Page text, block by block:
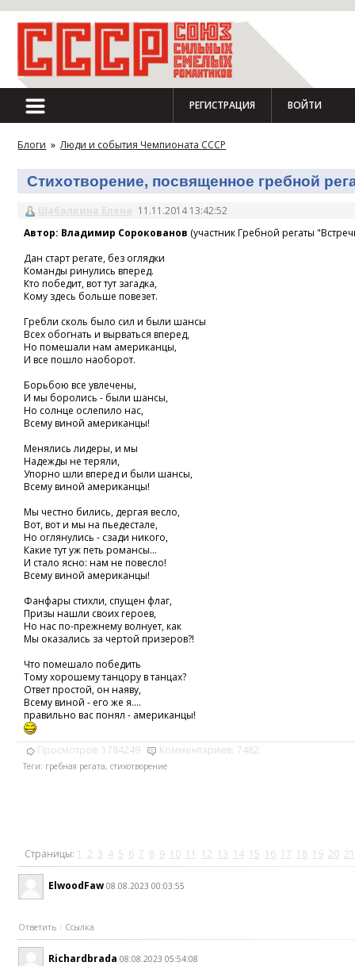
РЕГИСТРАЦИЯ ВОЙТИ
Блоги » Люди и события Чемпионата СССР
Стихотворение, посвященное гребной
Шабалкина Елена 11.11.2014 13:42:52
Автор: Владимир Сорокованов (участник Гребной регаты
Дан старт регате, без оглядки
Команды ринулись вперед.
Кто победит, вот тут загадка,
Кому здесь больше повезет.
Гребли сколь было сил и были шансы
Всех обогнать и вырваться вперед,
Но помешали нам американцы,
И все пошло наоборот.
Борьбою все увлечены,
И мы боролись - были шансы,
Но солнце ослепило нас,
Всему виной американцы!
Менялись лидеры, и мы
Надежды не теряли,
Упорно шли вперед и были шансы,
Всему виной американцы!
Мы честно бились, дергая весло,
Вот, вот и мы на пьедестале,
Но оглянулись - сзади никого,
Какие тут уж петь романсы...
И стало ясно: нам не повесло!
Всему виной американцы!
Фанфары стихли, спущен флаг,
Призы нашли своих героев,
Но нас по-прежнему волнует, как
Мы оказались за чертой призеров?!
Что помешало победить
Тому хорошему танцору в танцах?
Ответ простой, он наяву,
Всему виной - его же я....
правильно вас понял - американцы!
Просмотров: 1784249 Комментариев: 7482
Теги: гребная регата, стихотворение
Страницы: 1 2 3 4 5 6 7 8 9 10 11 12 13 14 15 16 17 18 19 20 21
ElwoodFaw 08.08.2023 00:03:55
Ответить Ссылка
Richardbrada 08.08.2023 05:54:08